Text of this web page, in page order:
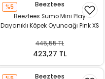
%5
Beeztees
Beeztees Sumo Mini Play
Dayanıklı Köpek Oyuncağı Pink XS
445,55 TL
423,27 TL
Beeztees